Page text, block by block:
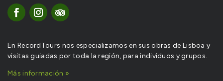
En RecordTours nos especializamos en sus obras de Lisboa y
visitas guiadas por toda la región, para individuos y grupos.
Más información »